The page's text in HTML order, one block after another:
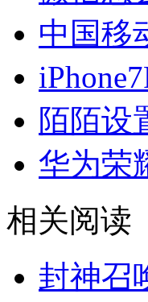
中国移
陌陌设
华为荣
相关阅读
封神召